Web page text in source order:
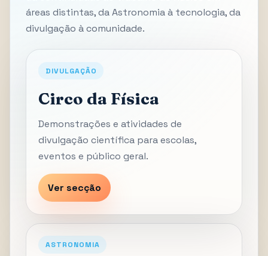
áreas distintas, da Astronomia à tecnologia, da
divulgação à comunidade.
DIVULGAÇÃO
Circo da Física
Demonstrações e atividades de
divulgação científica para escolas,
eventos e público geral.
Ver secção
ASTRONOMIA